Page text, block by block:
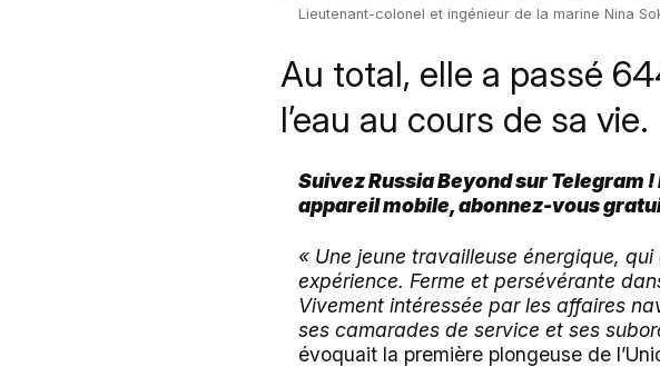
Lieutenant-colonel et ingénieur de la marine Nina
Au total, elle a passé
l’eau au cours de sa vie.
Suivez Russia Beyond sur
appareil mobile, abonnez-vous
« Une jeune travailleuse énergique,
expérience. Ferme et persévérante
Vivement intéressée par les affaires
ses camarades de service et ses
évoquait la première plongeuse de